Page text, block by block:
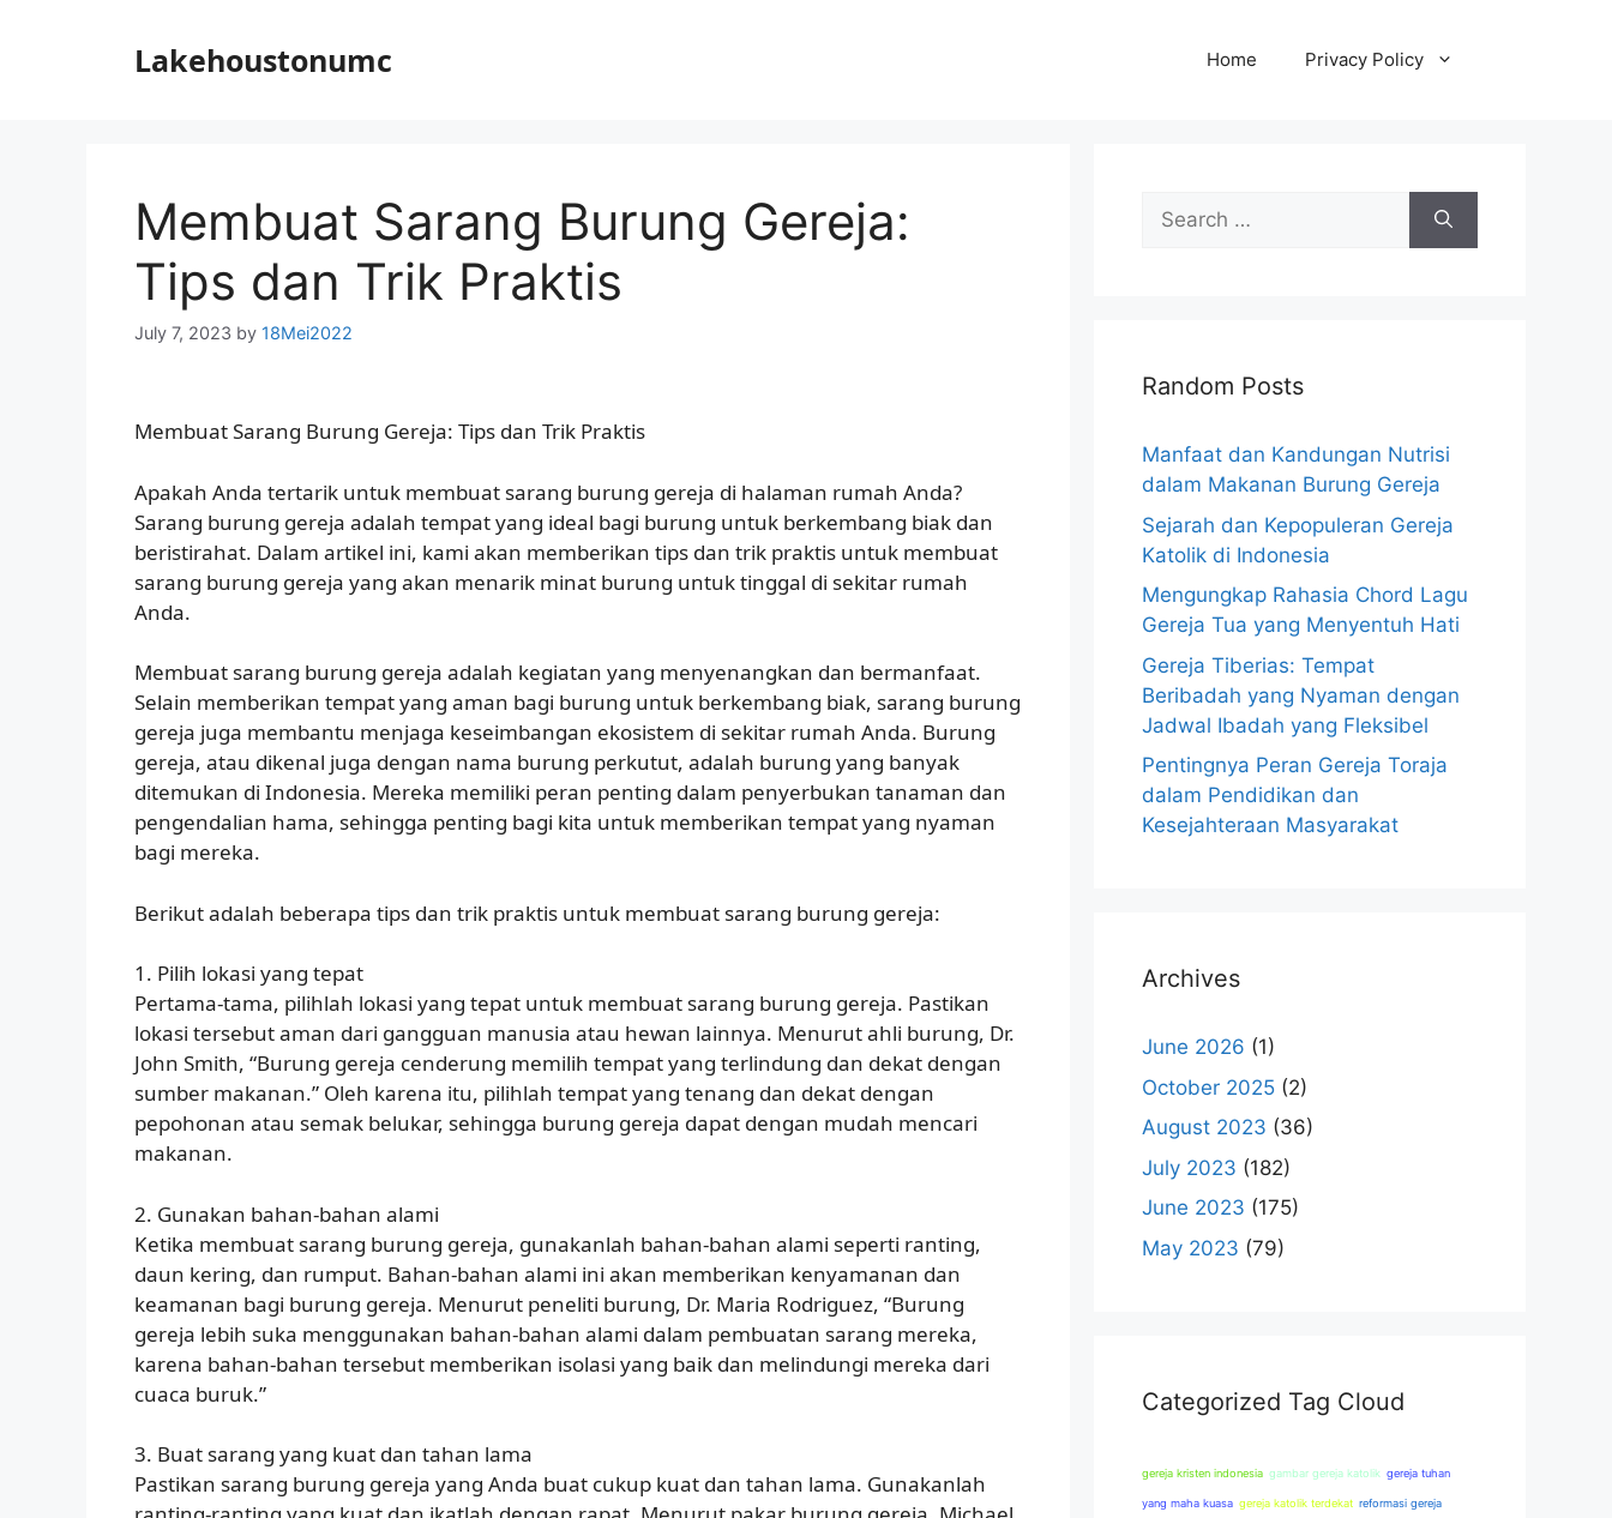
Lakehoustonumc Home Privacy Policy
Membuat Sarang Burung Gereja:
Tips dan Trik Praktis
July 7, 2023 by 18Mei2022
Membuat Sarang Burung Gereja: Tips dan Trik Praktis
Apakah Anda tertarik untuk membuat sarang burung gereja di halaman rumah Anda?
Sarang burung gereja adalah tempat yang ideal bagi burung untuk berkembang biak dan
beristirahat. Dalam artikel ini, kami akan memberikan tips dan trik praktis untuk membuat
sarang burung gereja yang akan menarik minat burung untuk tinggal di sekitar rumah
Anda.
Membuat sarang burung gereja adalah kegiatan yang menyenangkan dan bermanfaat.
Selain memberikan tempat yang aman bagi burung untuk berkembang biak, sarang burung
gereja juga membantu menjaga keseimbangan ekosistem di sekitar rumah Anda. Burung
gereja, atau dikenal juga dengan nama burung perkutut, adalah burung yang banyak
ditemukan di Indonesia. Mereka memiliki peran penting dalam penyerbukan tanaman dan
pengendalian hama, sehingga penting bagi kita untuk memberikan tempat yang nyaman
bagi mereka.
Berikut adalah beberapa tips dan trik praktis untuk membuat sarang burung gereja:
1. Pilih lokasi yang tepat
Pertama-tama, pilihlah lokasi yang tepat untuk membuat sarang burung gereja. Pastikan
lokasi tersebut aman dari gangguan manusia atau hewan lainnya. Menurut ahli burung, Dr.
John Smith, “Burung gereja cenderung memilih tempat yang terlindung dan dekat dengan
sumber makanan.” Oleh karena itu, pilihlah tempat yang tenang dan dekat dengan
pepohonan atau semak belukar, sehingga burung gereja dapat dengan mudah mencari
makanan.
2. Gunakan bahan-bahan alami
Ketika membuat sarang burung gereja, gunakanlah bahan-bahan alami seperti ranting,
daun kering, dan rumput. Bahan-bahan alami ini akan memberikan kenyamanan dan
keamanan bagi burung gereja. Menurut peneliti burung, Dr. Maria Rodriguez, “Burung
gereja lebih suka menggunakan bahan-bahan alami dalam pembuatan sarang mereka,
karena bahan-bahan tersebut memberikan isolasi yang baik dan melindungi mereka dari
cuaca buruk.”
3. Buat sarang yang kuat dan tahan lama
Pastikan sarang burung gereja yang Anda buat cukup kuat dan tahan lama. Gunakanlah
Search
for:
Random Posts
Manfaat dan Kandungan Nutrisi
dalam Makanan Burung Gereja
Sejarah dan Kepopuleran Gereja
Katolik di Indonesia
Mengungkap Rahasia Chord Lagu
Gereja Tua yang Menyentuh Hati
Gereja Tiberias: Tempat
Beribadah yang Nyaman dengan
Jadwal Ibadah yang Fleksibel
Pentingnya Peran Gereja Toraja
dalam Pendidikan dan
Kesejahteraan Masyarakat
Archives
June 2026 (1)
October 2025 (2)
August 2023 (36)
July 2023 (182)
June 2023 (175)
May 2023 (79)
Categorized Tag Cloud
gereja kristen indonesia gambar gereja katolik gereja tuhan
yang maha kuasa gereja katolik terdekat reformasi gereja